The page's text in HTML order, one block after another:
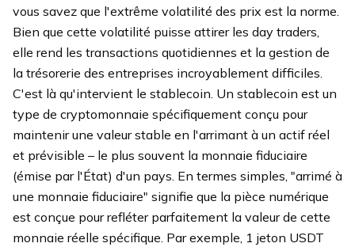
vous savez que l'extrême volatilité des prix est la norme.
Bien que cette volatilité puisse attirer les day traders,
elle rend les transactions quotidiennes et la gestion de
la trésorerie des entreprises incroyablement difficiles.
C'est là qu'intervient le stablecoin. Un stablecoin est un
type de cryptomonnaie spécifiquement conçu pour
maintenir une valeur stable en l'arrimant à un actif réel
et prévisible – le plus souvent la monnaie fiduciaire
(émise par l'État) d'un pays. En termes simples, "arrimé à
une monnaie fiduciaire" signifie que la pièce numérique
est conçue pour refléter parfaitement la valeur de cette
monnaie réelle spécifique. Par exemple, 1 jeton USDT